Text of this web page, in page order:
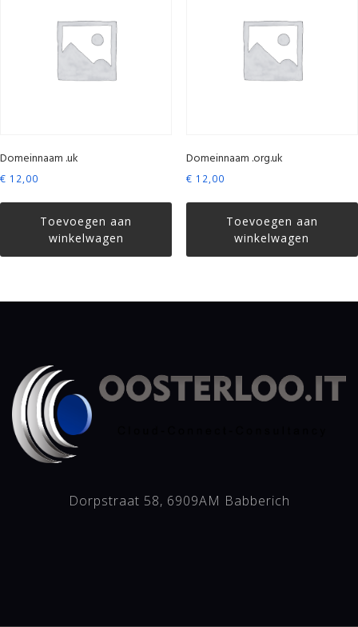
Domeinnaam .uk
€ 12,00
Toevoegen aan
winkelwagen
Domeinnaam .org.uk
€ 12,00
Toevoegen aan
winkelwagen
Dorpstraat 58, 6909AM Babberich